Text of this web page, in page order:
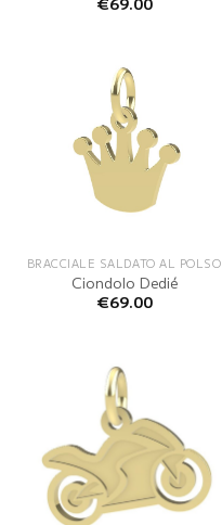
BRACCIALE SALDATO AL POLSO
Ciondolo Dedié
€69.00